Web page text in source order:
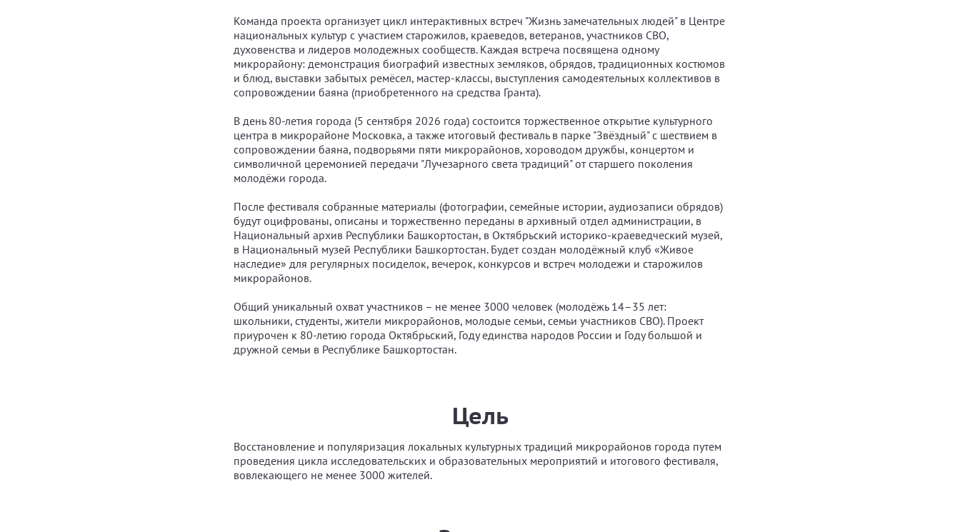
Команда проекта организует цикл интерактивных встреч "Жизнь замечательных людей" в Центре
национальных культур с участием старожилов, краеведов, ветеранов, участников СВО,
духовенства и лидеров молодежных сообществ. Каждая встреча посвящена одному
микрорайону: демонстрация биографий известных земляков, обрядов, традиционных костюмов
и блюд, выставки забытых ремёсел, мастер-классы, выступления самодеятельных коллективов в
сопровождении баяна (приобретенного на средства Гранта).
В день 80-летия города (5 сентября 2026 года) состоится торжественное открытие культурного
центра в микрорайоне Московка, а также итоговый фестиваль в парке "Звёздный" с шествием в
сопровождении баяна, подворьями пяти микрорайонов, хороводом дружбы, концертом и
символичной церемонией передачи "Лучезарного света традиций" от старшего поколения
молодёжи города.
После фестиваля собранные материалы (фотографии, семейные истории, аудиозаписи обрядов)
будут оцифрованы, описаны и торжественно переданы в архивный отдел администрации, в
Национальный архив Республики Башкортостан, в Октябрьский историко-краеведческий музей,
в Национальный музей Республики Башкортостан. Будет создан молодёжный клуб «Живое
наследие» для регулярных посиделок, вечерок, конкурсов и встреч молодежи и старожилов
микрорайонов.
Общий уникальный охват участников – не менее 3000 человек (молодёжь 14–35 лет:
школьники, студенты, жители микрорайонов, молодые семьи, семьи участников СВО). Проект
приурочен к 80-летию города Октябрьский, Году единства народов России и Году большой и
дружной семьи в Республике Башкортостан.
Цель
Восстановление и популяризация локальных культурных традиций микрорайонов города путем
проведения цикла исследовательских и образовательных мероприятий и итогового фестиваля,
вовлекающего не менее 3000 жителей.